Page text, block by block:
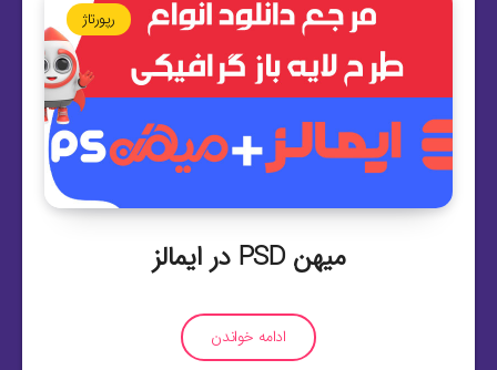
رپورتاژ
میهن PSD در ایمالز
ادامه خواندن